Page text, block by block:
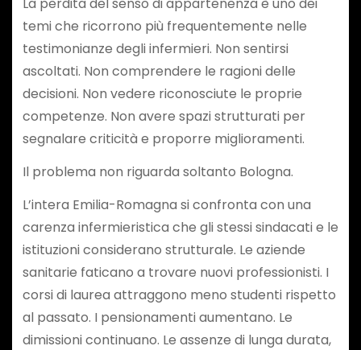
La perdita del senso di appartenenza è uno dei
temi che ricorrono più frequentemente nelle
testimonianze degli infermieri. Non sentirsi
ascoltati. Non comprendere le ragioni delle
decisioni. Non vedere riconosciute le proprie
competenze. Non avere spazi strutturati per
segnalare criticità e proporre miglioramenti.
Il problema non riguarda soltanto Bologna.
L’intera Emilia-Romagna si confronta con una
carenza infermieristica che gli stessi sindacati e le
istituzioni considerano strutturale. Le aziende
sanitarie faticano a trovare nuovi professionisti. I
corsi di laurea attraggono meno studenti rispetto
al passato. I pensionamenti aumentano. Le
dimissioni continuano. Le assenze di lunga durata,